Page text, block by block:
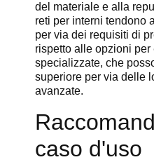
del materiale e alla
reti per interni tendono
per via dei requisiti di
rispetto alle opzioni
specializzate, che
superiore per via delle
avanzate.
caso d'uso